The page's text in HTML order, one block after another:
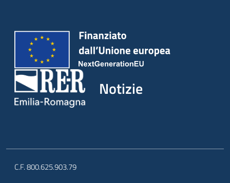
Notizie
C.F. 800.625.903.79